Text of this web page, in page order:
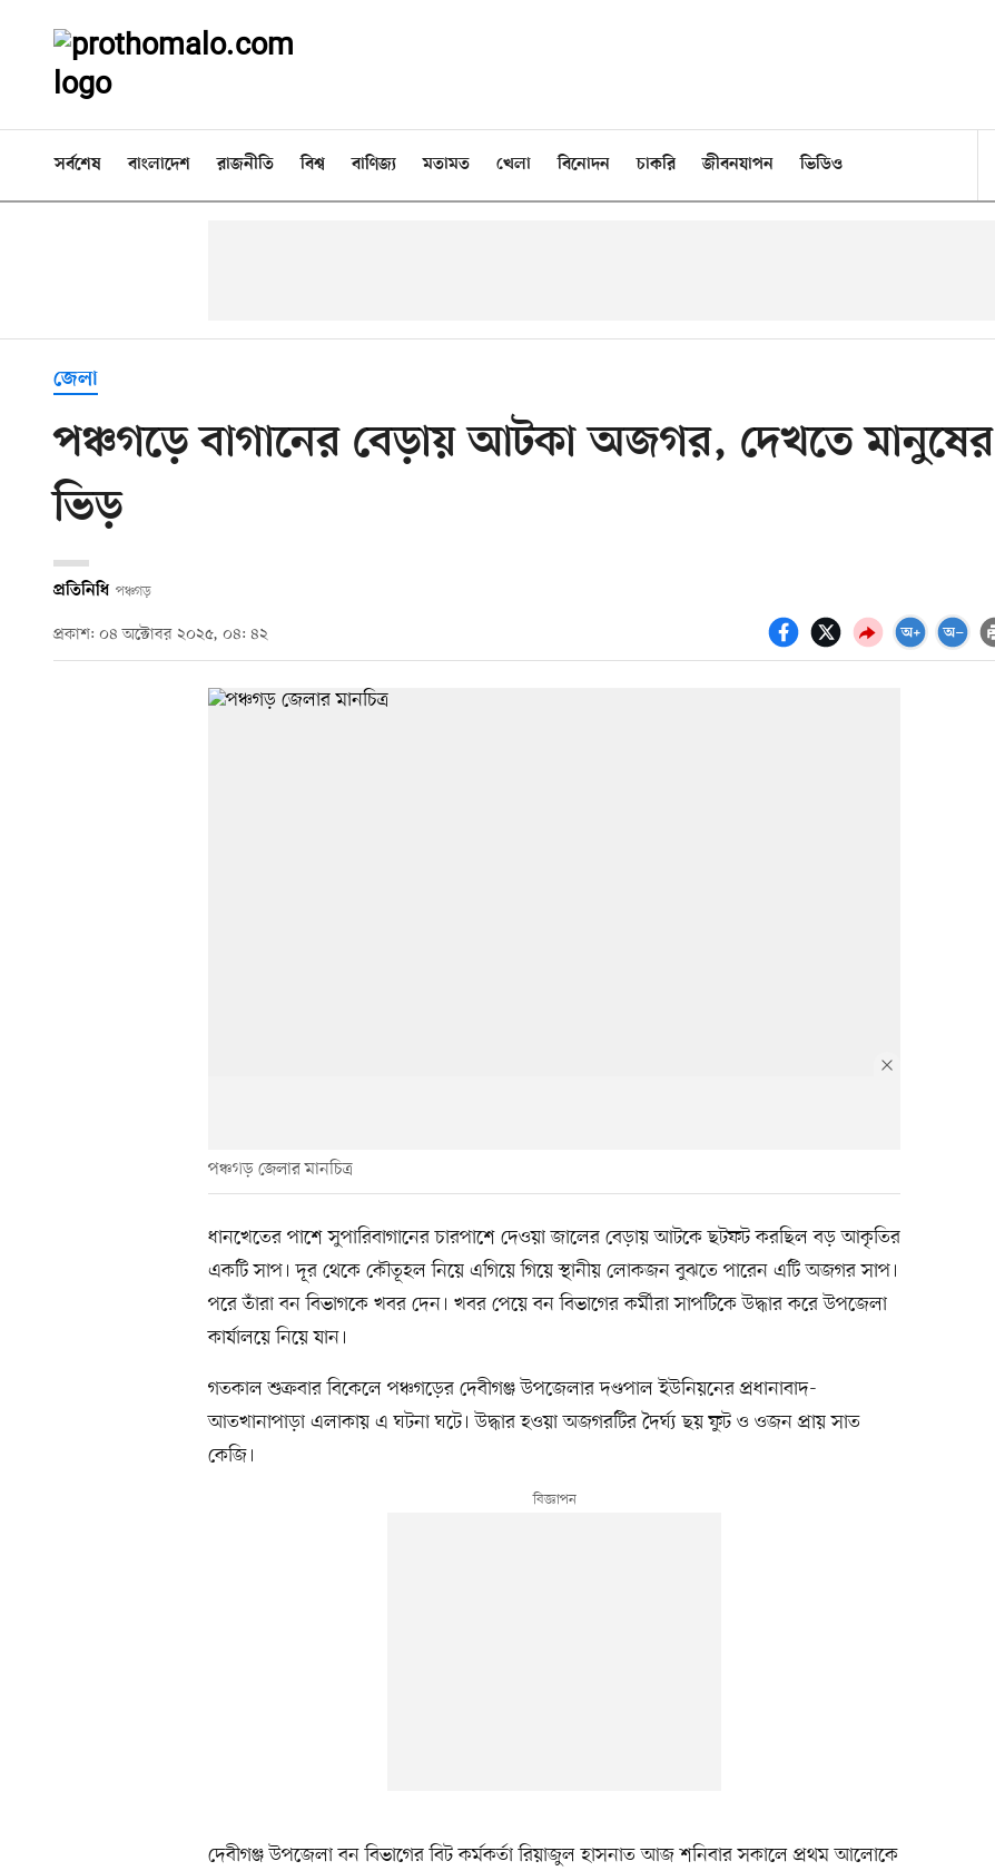
সর্বশেষ বাংলাদেশ রাজনীতি বিশ্ব বাণিজ্য মতামত খেলা বিনোদন চাকরি জীবনযাপন ভিডিও
জেলা
পঞ্চগড়ে বাগানের বেড়ায় আটকা অজগর, দেখতে মানুষের
ভিড়
প্রতিনিধি পঞ্চগড়
প্রকাশ: ০৪ অক্টোবর ২০২৫, ০৪: ৪২
পঞ্চগড় জেলার মানচিত্র
ধানখেতের পাশে সুপারিবাগানের চারপাশে দেওয়া জালের বেড়ায় আটকে ছটফট করছিল বড় আকৃতির
একটি সাপ। দূর থেকে কৌতূহল নিয়ে এগিয়ে গিয়ে স্থানীয় লোকজন বুঝতে পারেন এটি অজগর সাপ।
পরে তাঁরা বন বিভাগকে খবর দেন। খবর পেয়ে বন বিভাগের কর্মীরা সাপটিকে উদ্ধার করে উপজেলা
কার্যালয়ে নিয়ে যান।
গতকাল শুক্রবার বিকেলে পঞ্চগড়ের দেবীগঞ্জ উপজেলার দণ্ডপাল ইউনিয়নের প্রধানাবাদ-
আতখানাপাড়া এলাকায় এ ঘটনা ঘটে। উদ্ধার হওয়া অজগরটির দৈর্ঘ্য ছয় ফুট ও ওজন প্রায় সাত
কেজি।
দেবীগঞ্জ উপজেলা বন বিভাগের বিট কর্মকর্তা রিয়াজুল হাসনাত আজ শনিবার সকালে প্রথম আলোকে